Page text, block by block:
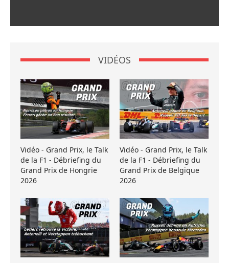
VIDÉOS
Vidéo - Grand Prix, le Talk
de la F1 - Débriefing du
Grand Prix de Hongrie
2026
Vidéo - Grand Prix, le Talk
de la F1 - Débriefing du
Grand Prix de Belgique
2026